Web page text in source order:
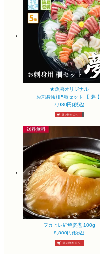
★魚喜オリジナル
お刺身用柵5種セット 【 夢 】
7,980円(税込)
フカヒレ紅焼姿煮 100g
8,800円(税込)